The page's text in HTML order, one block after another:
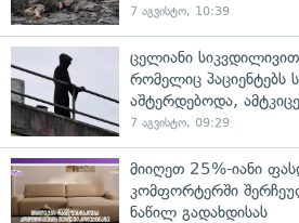
7 აგვისტო, 10:39
ცელიანი
რომელიც პაციენტებს
აშტერდებოდა,
7 აგვისტო, 09:29
მიიღეთ 25%-იანი
კომფორტერში
ნაწილ გადახდისას